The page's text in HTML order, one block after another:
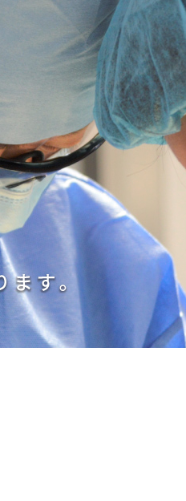
各種診断
患者支
検査部
臨床研修セン